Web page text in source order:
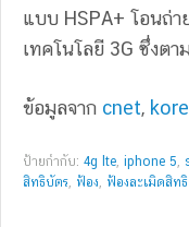
แบบ HSPA+ โอนถ่า
เทคโนโลยี 3G ซึ่งตา
ข้อมูลจาก cnet,
ป้ายกำกับ: 4g lte, iphone 5,
สิทธิบัตร, ฟ้อง, ฟ้องละเมิดสิท